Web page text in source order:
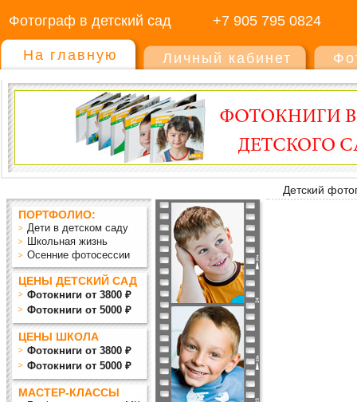
Фотограф в детский сад +7 905 795 0824
На главную Личный кабинет
Детский
ПОРТФОЛИО:
Дети в детском саду
Школьная жизнь
Осенние фотосессии
ЦЕНЫ ДЕТСКИЙ САД
Фотокниги от 3800 ₽
Фотокниги от 5000 ₽
ЦЕНЫ ШКОЛА
Фотокниги от 3800 ₽
Фотокниги от 5000 ₽
МАСТЕР-КЛАССЫ